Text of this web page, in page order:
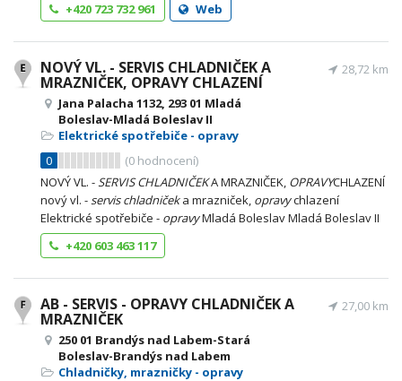
+420 723 732 961
Web
NOVÝ VL. - SERVIS CHLADNIČEK A
MRAZNIČEK, OPRAVY CHLAZENÍ
Jana Palacha 1132, 293 01 Mladá
Boleslav-Mladá Boleslav II
Elektrické spotřebiče - opravy
0
(0 hodnocení)
28,72 km
NOVÝ VL. -SERVIS CHLADNIČEKA MRAZNIČEK, OPRAVYCHLAZENÍ
nový vl. -servis chladničeka mrazniček, opravychlazení
Elektrické spotřebiče - opravyMladá Boleslav Mladá Boleslav II
+420 603 463 117
AB - SERVIS - OPRAVY CHLADNIČEK A
MRAZNIČEK
250 01 Brandýs nad Labem-Stará
Boleslav-Brandýs nad Labem
Chladničky, mrazničky - opravy
27,00 km